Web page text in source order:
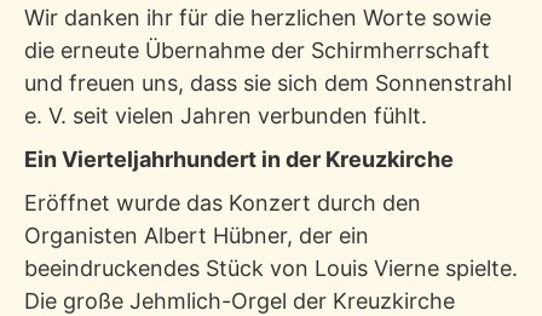
Wir danken ihr für die herzlichen Worte sowie
die erneute Übernahme der Schirmherrschaft
und freuen uns, dass sie sich dem Sonnenstrahl
e. V. seit vielen Jahren verbunden fühlt.
Ein Vierteljahrhundert in der Kreuzkirche
Eröffnet wurde das Konzert durch den
Organisten Albert Hübner, der ein
beeindruckendes Stück von Louis Vierne spielte.
Die große Jehmlich-Orgel der Kreuzkirche